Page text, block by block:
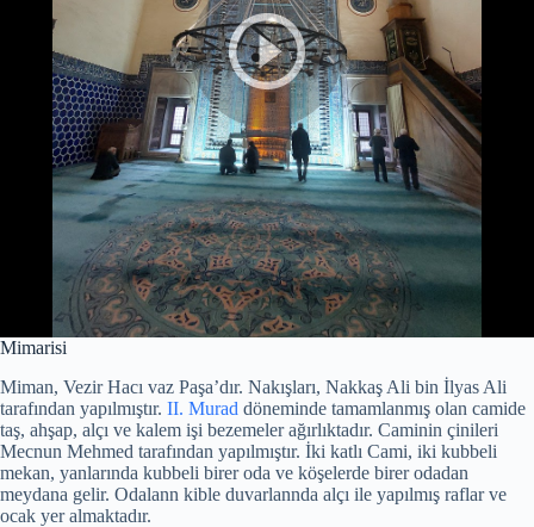
Mimarisi
Miman, Vezir Hacı vaz Paşa’dır. Nakışları, Nakkaş Ali bin İlyas Ali
tarafından yapılmıştır. II. Murad döneminde tamamlanmış olan camide
taş, ahşap, alçı ve kalem işi bezemeler ağırlıktadır. Caminin çinileri
Mecnun Mehmed tarafından yapılmıştır. İki katlı Cami, iki kubbeli
mekan, yanlarında kubbeli birer oda ve köşelerde birer odadan
meydana gelir. Odalann kible duvarlannda alçı ile yapılmış raflar ve
ocak yer almaktadır.